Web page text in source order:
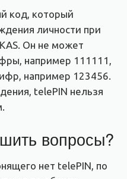
код, который
личности при
Он не может
например 111111,
например 123456.
telePIN нельзя
вопросы?
нет telePIN, по